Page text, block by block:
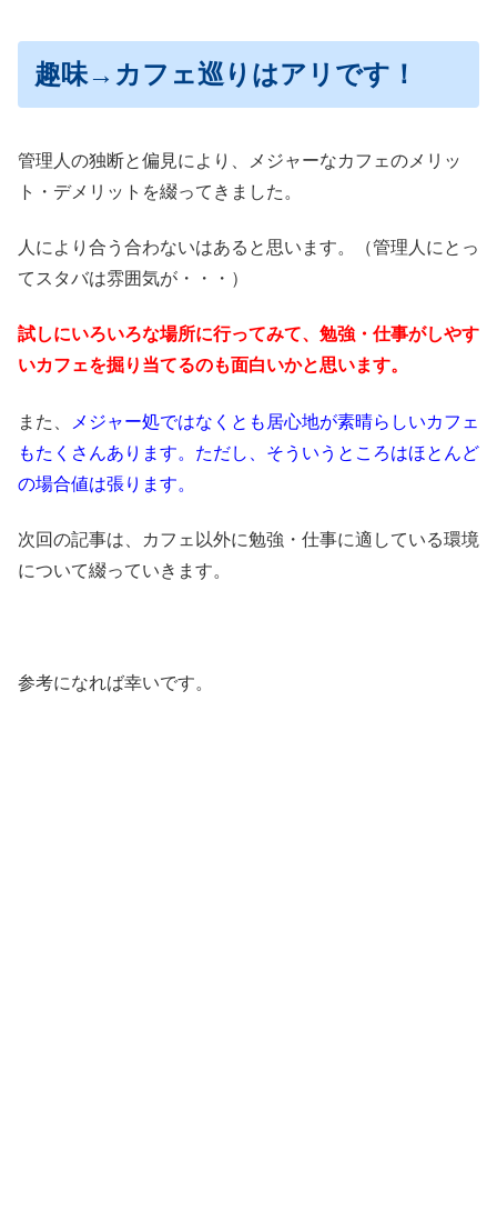
趣味→カフェ巡りはアリです！
管理人の独断と偏見により、メジャーなカフェのメリッ
ト・デメリットを綴ってきました。
人により合う合わないはあると思います。（管理人にとっ
てスタバは雰囲気が・・・）
試しにいろいろな場所に行ってみて、勉強・仕事がしやす
いカフェを掘り当てるのも面白いかと思います。
また、
メジャー処ではなくとも居心地が素晴らしいカフェ
もたくさんあります。ただし、そういうところはほとんど
の場合値は張ります。
次回の記事は、カフェ以外に勉強・仕事に適している環境
について綴っていきます。
参考になれば幸いです。